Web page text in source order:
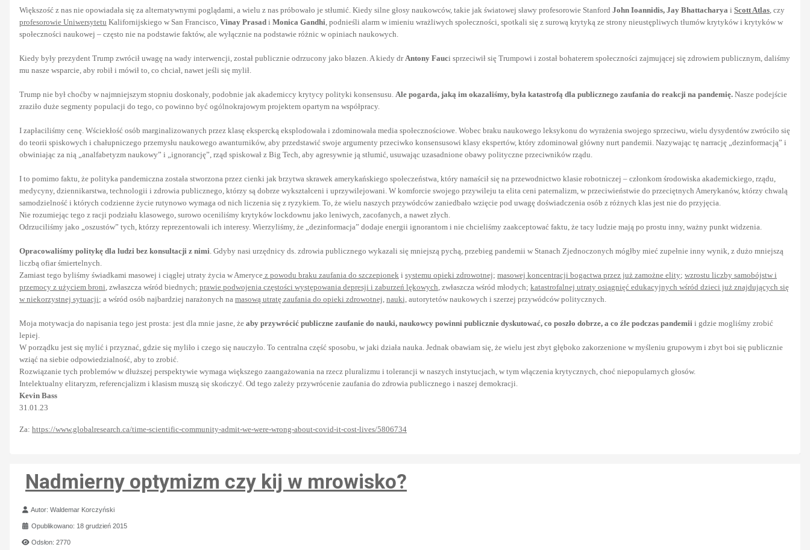
Większość z nas nie opowiadała się za alternatywnymi poglądami, a wielu z nas próbowało je stłumić. Kiedy silne głosy naukowców, takie jak światowej sławy profesorowie Stanford John Ioannidis, Jay Bhattacharya i Scott Atlas , czy
profesorowie Uniwersytetu Kalifornijskiego w San Francisco, Vinay Prasad i Monica Gandhi , podnieśli alarm w imieniu wrażliwych społeczności, spotkali się z surową krytyką ze strony nieustępliwych tłumów krytyków i krytyków w
społeczności naukowej – często nie na podstawie faktów, ale wyłącznie na podstawie różnic w opiniach naukowych.
Kiedy były prezydent Trump zwrócił uwagę na wady interwencji, został publicznie odrzucony jako błazen. A kiedy dr Antony Fauci sprzeciwił się Trumpowi i został bohaterem społeczności zajmującej się zdrowiem publicznym, daliśmy
mu nasze wsparcie, aby robił i mówił to, co chciał, nawet jeśli się mylił.
Trump nie był choćby w najmniejszym stopniu doskonały, podobnie jak akademiccy krytycy polityki konsensusu. Ale pogarda, jaką im okazaliśmy, była katastrofą dla publicznego zaufania do reakcji na pandemię. Nasze podejście
zraziło duże segmenty populacji do tego, co powinno być ogólnokrajowym projektem opartym na współpracy.
I zapłaciliśmy cenę. Wściekłość osób marginalizowanych przez klasę ekspercką eksplodowała i zdominowała media społecznościowe. Wobec braku naukowego leksykonu do wyrażenia swojego sprzeciwu, wielu dysydentów zwróciło się
do teorii spiskowych i chałupniczego przemysłu naukowego awanturników, aby przedstawić swoje argumenty przeciwko konsensusowi klasy ekspertów, który zdominował główny nurt pandemii. Nazywając tę narrację „dezinformacją” i
obwiniając za nią „analfabetyzm naukowy” i „ignorancję”, rząd spiskował z Big Tech, aby agresywnie ją stłumić, usuwając uzasadnione obawy polityczne przeciwników rządu.
I to pomimo faktu, że polityka pandemiczna została stworzona przez cienki jak brzytwa skrawek amerykańskiego społeczeństwa, który namaścił się na przewodnictwo klasie robotniczej – członkom środowiska akademickiego, rządu,
medycyny, dziennikarstwa, technologii i zdrowia publicznego, którzy są dobrze wykształceni i uprzywilejowani. W komforcie swojego przywileju ta elita ceni paternalizm, w przeciwieństwie do przeciętnych Amerykanów, którzy chwalą
samodzielność i których codzienne życie rutynowo wymaga od nich liczenia się z ryzykiem. To, że wielu naszych przywódców zaniedbało wzięcie pod uwagę doświadczenia osób z różnych klas jest nie do przyjęcia.
Nie rozumiejąc tego z racji podziału klasowego, surowo oceniliśmy krytyków lockdownu jako leniwych, zacofanych, a nawet złych.
Odrzuciliśmy jako „oszustów” tych, którzy reprezentowali ich interesy. Wierzyliśmy, że „dezinformacja” dodaje energii ignorantom i nie chcieliśmy zaakceptować faktu, że tacy ludzie mają po prostu inny, ważny punkt widzenia.
Opracowaliśmy politykę dla ludzi bez konsultacji z nimi . Gdyby nasi urzędnicy ds. zdrowia publicznego wykazali się mniejszą pychą, przebieg pandemii w Stanach Zjednoczonych mógłby mieć zupełnie inny wynik, z dużo mniejszą
liczbą ofiar śmiertelnych.
Zamiast tego byliśmy świadkami masowej i ciągłej utraty życia w Ameryce z powodu braku zaufania do szczepionek i systemu opieki zdrowotnej; masowej koncentracji bogactwa przez już zamożne elity; wzrostu liczby samobójstw i
przemocy z użyciem broni , zwłaszcza wśród biednych; prawie podwojenia częstości występowania depresji i zaburzeń lękowych , zwłaszcza wśród młodych; katastrofalnej utraty osiągnięć edukacyjnych wśród dzieci już znajdujących się
w niekorzystnej sytuacji; a wśród osób najbardziej narażonych na masową utratę zaufania do opieki zdrowotnej nauki, autorytetów naukowych i szerzej przywódców politycznych.
Moja motywacja do napisania tego jest prosta: jest dla mnie jasne, że aby przywrócić publiczne zaufanie do nauki, naukowcy powinni publicznie dyskutować, co poszło dobrze, a co źle podczas pandemii i gdzie mogliśmy zrobić
lepiej.
W porządku jest się mylić i przyznać, gdzie się myliło i czego się nauczyło. To centralna część sposobu, w jaki działa nauka. Jednak obawiam się, że wielu jest zbyt głęboko zakorzenione w myśleniu grupowym i zbyt boi się publicznie
wziąć na siebie odpowiedzialność, aby to zrobić.
Rozwiązanie tych problemów w dłuższej perspektywie wymaga większego zaangażowania na rzecz pluralizmu i tolerancji w naszych instytucjach, w tym włączenia krytycznych, choć niepopularnych głosów.
Intelektualny elitaryzm, referencjalizm i klasism muszą się skończyć. Od tego zależy przywrócenie zaufania do zdrowia publicznego i naszej demokracji.
Kevin Bass
31.01.23
Za: https://www.globalresearch.ca/time-scientific-community-admit-we-were-wrong-about-covid-it-cost-lives/5806734
Nadmierny optymizm czy kij w mrowisko?
Szczegóły
Autor:Waldemar Korczyński
Opublikowano: 18 grudzień 2015
Odsłon: 2770